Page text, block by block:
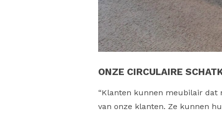
ONZE CIRCULAIRE
“Klanten kunnen meubilair dat
van onze klanten. Ze kunnen